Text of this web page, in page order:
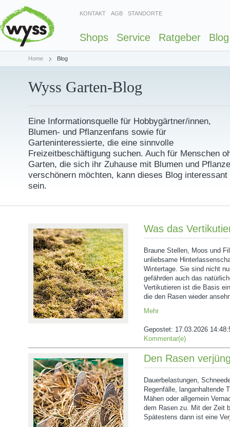
KONTAKT AGB STANDORTE
Shops Service Ratgeber Blog
Home Blog
Wyss Garten-Blog
Eine Informationsquelle für Hobbygärtner/innen,
Blumen- und Pflanzenfans sowie für
Garteninteressierte, die eine sinnvolle
Freizeitbeschäftigung suchen. Auch für Menschen
Garten, die sich ihr Zuhause mit Blumen und
verschönern möchten, kann dieses Blog interessant
sein.
Was das
Braune Stellen, Moos und
unliebsame
Wintertage. Sie sind nicht
gefährden auch das
Vertikutieren ist die Basis
die den Rasen wieder
Mehr
Gepostet: 17.03.2026
Kommentar(e)
Den Rasen
Dauerbelastungen,
Regenfälle, langanhaltende
Mähen oder allgemein
dem Rasen zu. Mit der Zeit
Spätestens dann ist eine